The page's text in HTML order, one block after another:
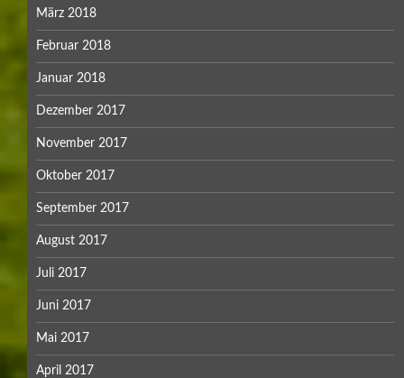
März 2018
Februar 2018
Januar 2018
Dezember 2017
November 2017
Oktober 2017
September 2017
August 2017
Juli 2017
Juni 2017
Mai 2017
April 2017